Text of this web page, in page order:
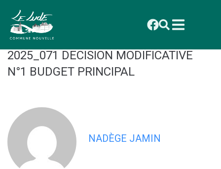
principal
CONSEIL MUNICIPAL DU 29
SEPTEMBRE 2025 : DELIBERATION
2025_071 DECISION MODIFICATIVE
N°1 BUDGET PRINCIPAL
NADÈGE JAMIN